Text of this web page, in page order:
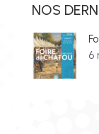
NOS
6